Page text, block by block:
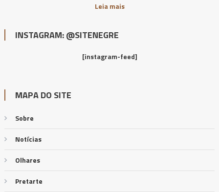
Leia mais
INSTAGRAM: @SITENEGRE
[instagram-feed]
MAPA DO SITE
Sobre
Notícias
Olhares
Pretarte